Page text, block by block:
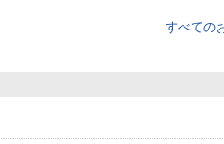
すべての